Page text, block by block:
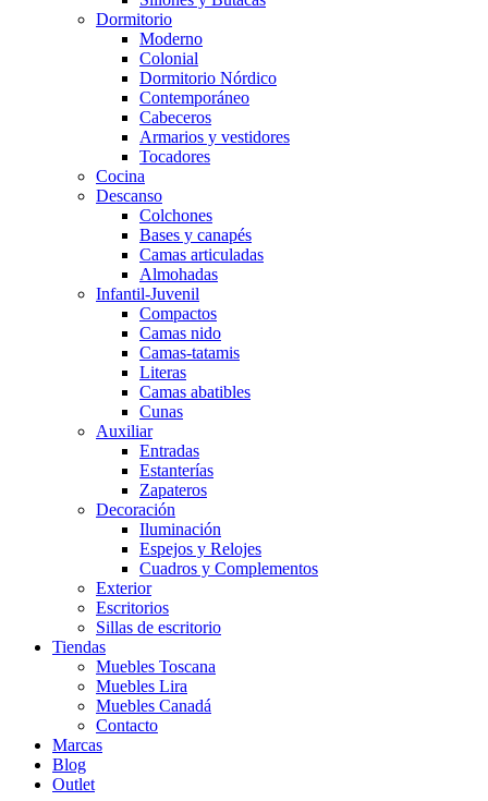
Dormitorio
Moderno
Colonial
Dormitorio Nórdico
Contemporáneo
Cabeceros
Armarios y vestidores
Tocadores
Cocina
Descanso
Colchones
Bases y canapés
Camas articuladas
Almohadas
Infantil-Juvenil
Compactos
Camas nido
Camas-tatamis
Literas
Camas abatibles
Cunas
Auxiliar
Entradas
Estanterías
Zapateros
Decoración
Iluminación
Espejos y Relojes
Cuadros y Complementos
Exterior
Escritorios
Sillas de escritorio
Tiendas
Muebles Toscana
Muebles Lira
Muebles Canadá
Contacto
Marcas
Blog
Outlet